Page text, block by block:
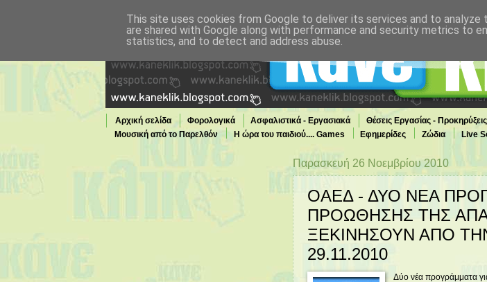
Αρχική σελίδα Φορολογικά Ασφαλιστικά - Εργασιακά Θέσεις Εργασίας - Προκηρύξεις
Μουσική από το Παρελθόν
Η ώρα του παιδιού.... Games Εφημερίδες Ζώδια Live
Παρασκευή 26 Νοεμβρίου 2010
ΟΑΕΔ - ΔΥΟ ΝΕΑ
ΠΡΟΩΘΗΣΗΣ ΤΗΣ
ΞΕΚΙΝΗΣΟΥΝ ΑΠΟ
29.11.2010
Δύο νέα προγράμματα
This site uses cookies from Google to deliver its services and to analyze
are shared with Google along with performance and security metrics to
statistics, and to detect and address abuse.